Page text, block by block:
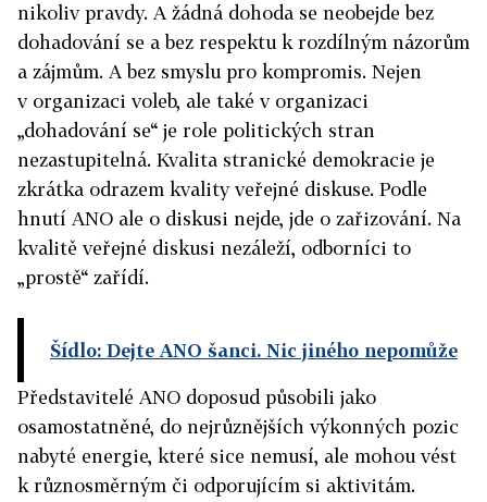
nikoliv pravdy. A žádná dohoda se neobejde bez
dohadování se a bez respektu k rozdílným názorům
a zájmům. A bez smyslu pro kompromis. Nejen
v organizaci voleb, ale také v organizaci
„dohadování se“ je role politických stran
nezastupitelná. Kvalita stranické demokracie je
zkrátka odrazem kvality veřejné diskuse. Podle
hnutí ANO ale o diskusi nejde, jde o zařizování. Na
kvalitě veřejné diskusi nezáleží, odborníci to
„prostě“ zařídí.
Šídlo: Dejte ANO šanci. Nic jiného nepomůže
Představitelé ANO doposud působili jako
osamostatněné, do nejrůznějších výkonných pozic
nabyté energie, které sice nemusí, ale mohou vést
k různosměrným či odporujícím si aktivitám.